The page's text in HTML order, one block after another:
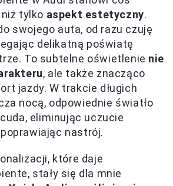
tylko aspekt estetyczny.
swojego auta, od razu czuję
delikatną poświatę
To subtelne oświetlenie nie
, ale także znacząco
jazdy. W trakcie długich
nocą, odpowiednie światło
eliminując uczucie
nastrój.
które daje
stały się dla mnie